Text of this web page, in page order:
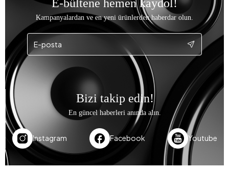
E-bültene hemen kaydol!
Kampanyalardan ve en yeni ürünlerden haberdar olun.
Bizi takip edin!
En güncel haberleri anında alın.
Instagram Facebook Youtube